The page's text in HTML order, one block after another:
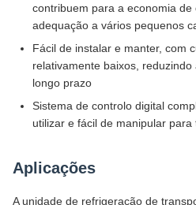
contribuem para a economia
adequação a vários pequenos
Fácil de instalar e manter, com
relativamente baixos,
longo prazo
Sistema de controlo digital
utilizar e fácil de manipular
Aplicações
A unidade de refrigeração de